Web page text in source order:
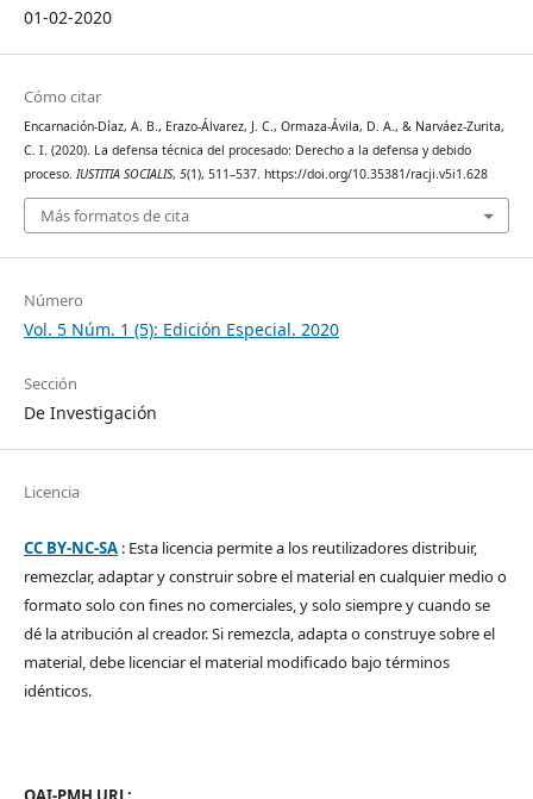
01-02-2020
Cómo citar
Encarnación-Díaz, A. B., Erazo-Álvarez, J. C., Ormaza-Ávila, D. A., & Narváez-Zurita,
C. I. (2020). La defensa técnica del procesado: Derecho a la defensa y debido
proceso. IUSTITIA SOCIALIS, 5(1), 511–537. https://doi.org/10.35381/racji.v5i1.628
Más formatos de cita
Número
Vol. 5 Núm. 1 (5): Edición Especial. 2020
Sección
De Investigación
Licencia
CC BY-NC-SA: Esta licencia permite a los reutilizadores distribuir,
remezclar, adaptar y construir sobre el material en cualquier medio o
formato solo con fines no comerciales, y solo siempre y cuando se
dé la atribución al creador. Si remezcla, adapta o construye sobre el
material, debe licenciar el material modificado bajo términos
idénticos.